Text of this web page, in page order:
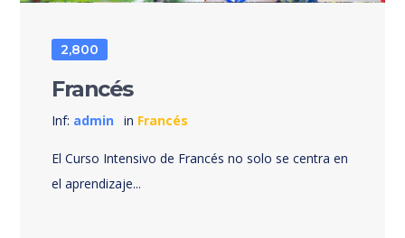
2,800
Francés
Inf: admin in Francés
El Curso Intensivo de Francés no solo se centra en
el aprendizaje...